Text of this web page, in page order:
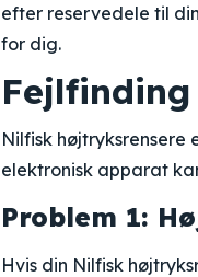
efter reservedele til
for dig.
Nilfisk
elektronisk apparat
Problem 1:
Hvis din Nilfisk